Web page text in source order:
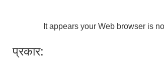
It appears your Web browser is
प्रकार: